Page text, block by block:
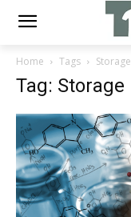
Home Tags Storage
Tag: Storage